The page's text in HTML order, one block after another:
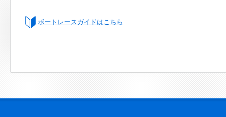
ボートレースガイドはこちら